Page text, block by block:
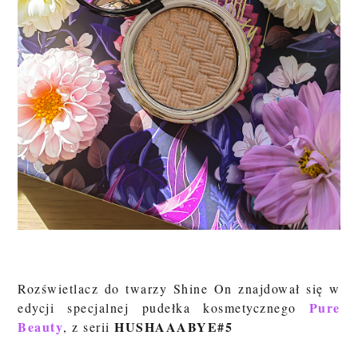
Rozświetlacz do twarzy Shine On znajdował się w
edycji specjalnej pudełka kosmetycznego Pure
Beauty, z seriiHUSHAAABYE#5